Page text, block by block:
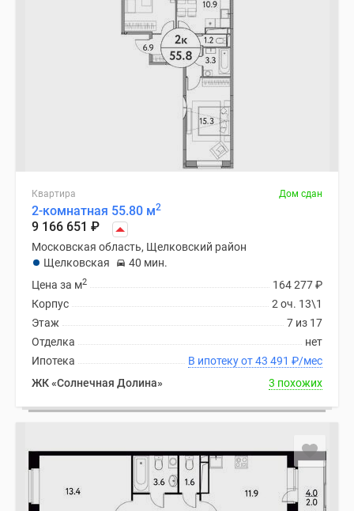
Квартира Дом сдан
2-комнатная 55.80 м2
9 166 651 ₽
Московская область, Щелковский район
Щелковская
40 мин.
164 277₽
Цена за м2
2 оч. 13\1
Корпус
7 из 17
Этаж
нет
Отделка
В ипотеку от 43 491 ₽/мес
Ипотека
ЖК «Солнечная Долина»
3 похожих